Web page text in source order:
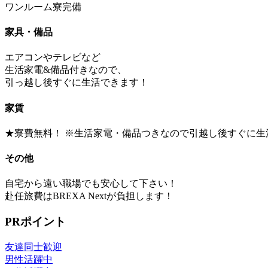
ワンルーム寮完備
家具・備品
エアコンやテレビなど
生活家電&備品付きなので、
引っ越し後すぐに生活できます！
家賃
★寮費無料！ ※生活家電・備品つきなので引越し後すぐに生
その他
自宅から遠い職場でも安心して下さい！
赴任旅費はBREXA Nextが負担します！
PRポイント
友達同士歓迎
男性活躍中